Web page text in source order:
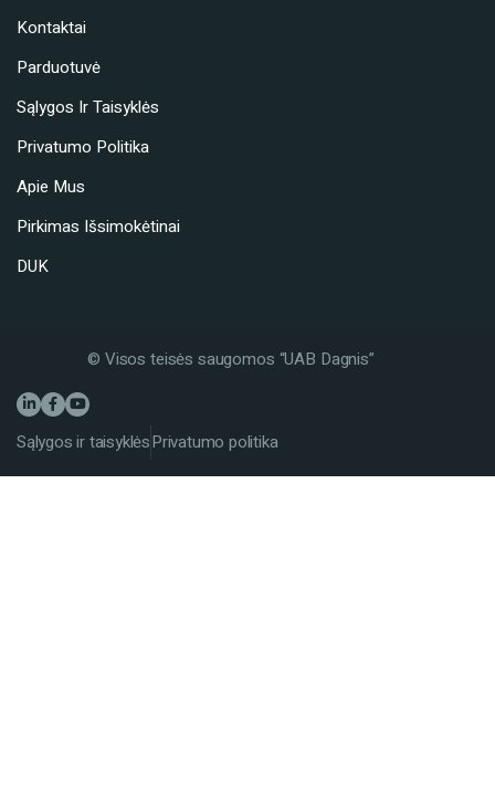
Kontaktai
Parduotuvė
Sąlygos Ir Taisyklės
Privatumo Politika
Apie Mus
Pirkimas Išsimokėtinai
DUK
© Visos teisės saugomos “UAB Dagnis”
Sąlygos ir taisyklėsPrivatumo politika